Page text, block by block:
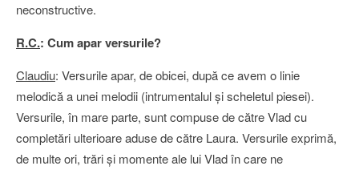
neconstructive.
R.C.: Cum apar versurile?
Claudiu: Versurile apar, de obicei, după ce avem o linie
melodică a unei melodii (intrumentalul şi scheletul piesei).
Versurile, în mare parte, sunt compuse de către Vlad cu
completări ulterioare aduse de către Laura. Versurile exprimă,
de multe ori, trări şi momente ale lui Vlad în care ne